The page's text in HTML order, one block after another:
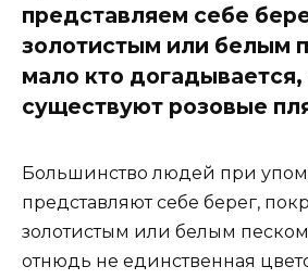
представляем себе
золотистым или белым
мало кто догадывается,
существуют розовые
Большинство людей при
представляют себе берег,
золотистым или белым
отнюдь не единственная